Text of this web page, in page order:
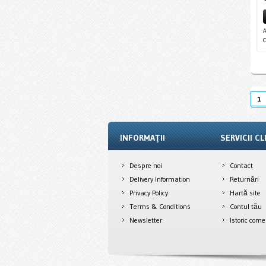
1
INFORMAŢII
Despre noi
Delivery Information
Privacy Policy
Terms & Conditions
Newsletter
SERVICII
Contact
Returnări
Hartă site
Contul tău
Istoric